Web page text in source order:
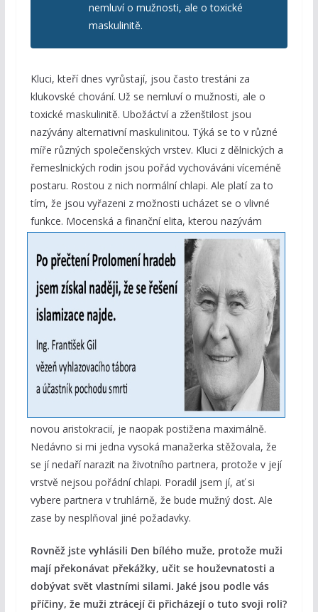
nemluví o mužnosti, ale o toxické
maskulinitě.
Kluci, kteří dnes vyrůstají, jsou často trestáni za
klukovské chování. Už se nemluví o mužnosti, ale o
toxické maskulinitě. Ubožáctví a zženštilost jsou
nazývány alternativní maskulinitou. Týká se to v různé
míře různých společenských vrstev. Kluci z dělnických a
řemeslnických rodin jsou pořád vychováváni víceméně
postaru. Rostou z nich normální chlapi. Ale platí za to
tím, že jsou vyřazeni z možnosti ucházet se o vlivné
funkce. Mocenská a finanční elita, kterou nazývám
novou aristokracií, je naopak postižena maximálně.
Nedávno si mi jedna vysoká manažerka stěžovala, že
se jí nedaří narazit na životního partnera, protože v její
vrstvě nejsou pořádní chlapi. Poradil jsem jí, ať si
vybere partnera v truhlárně, že bude mužný dost. Ale
zase by nesplňoval jiné požadavky.
Rovněž jste vyhlásili Den bílého muže, protože muži
mají překonávat překážky, učit se houževnatosti a
dobývat svět vlastními silami. Jaké jsou podle vás
příčiny, že muži ztrácejí či přicházejí o tuto svoji roli?